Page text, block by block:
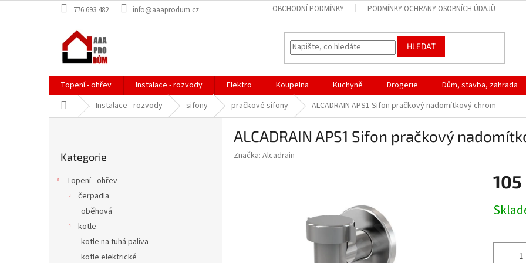
na
776 693 482 info@aaaprodum.cz OBCHODNÍ PODMÍNKY PODMÍNKY OCHRANY OSOBNÍCH ÚDAJŮ
HLEDAT
Topení - ohřev Instalace - rozvody Elektro Koupelna Kuchyně Drogerie Dům, stavba, zahrada
Domů Instalace - rozvody sifony pračkové sifony ALCADRAIN APS1 Sifon pračkový nadomítkový chrom
kategorie
Kategorie
Topení - ohřev
čerpadla
oběhová
kotle
kotle na tuhá paliva
kotle elektrické
ALCADRAIN APS1 Sifon pračkový
Značka: Alcadrain
105
cena: